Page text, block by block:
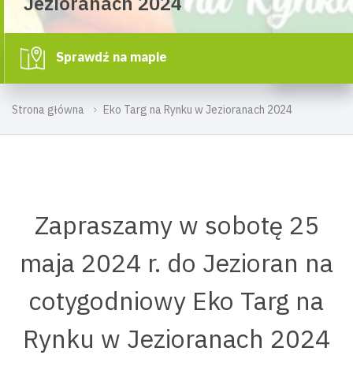
Strona główna Eko Targ na Rynku w Jezioranach 2024
Sprawdź na mapie
Zapraszamy w sobotę 25
maja 2024 r. do Jezioran na
cotygodniowy Eko Targ na
Rynku w Jezioranach 2024